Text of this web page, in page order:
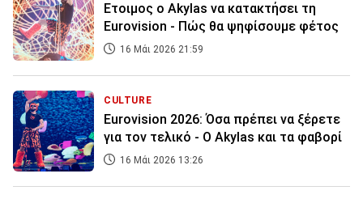
Ετοιμος ο Akylas να κατακτήσει τη
Eurovision - Πώς θα ψηφίσουμε φέτος
16 Μάι 2026 21:59
CULTURE
Eurovision 2026: Όσα πρέπει να ξέρετε
για τον τελικό - Ο Akylas και τα φαβορί
16 Μάι 2026 13:26